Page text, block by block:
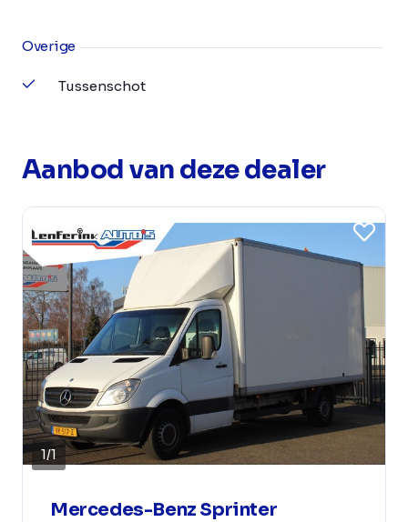
Overige
Tussenschot
Aanbod van deze dealer
1/1
Mercedes-Benz Sprinter